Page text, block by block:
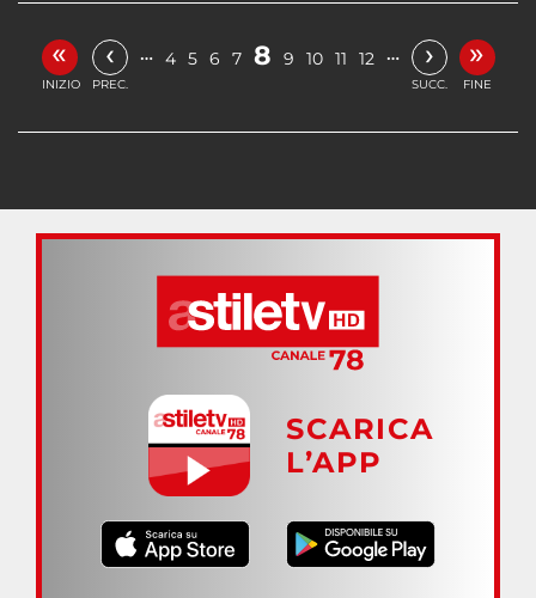
«
INIZIO
‹
PREC.
… 4 5 6 7 8 9 10 11 12 … ›
SUCC.
»
FINE
SCARICA
L’APP